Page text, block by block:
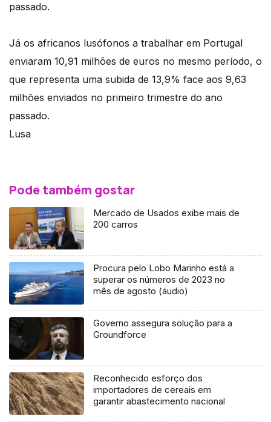
passado.
Já os africanos lusófonos a trabalhar em Portugal
enviaram 10,91 milhões de euros no mesmo período, o
que representa uma subida de 13,9% face aos 9,63
milhões enviados no primeiro trimestre do ano
passado.
Lusa
Pode também gostar
Mercado de Usados exibe mais de
200 carros
Procura pelo Lobo Marinho está a
superar os números de 2023 no
mês de agosto (áudio)
Governo assegura solução para a
Groundforce
Reconhecido esforço dos
importadores de cereais em
garantir abastecimento nacional